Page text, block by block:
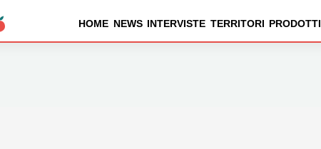
HOME NEWS INTERVISTE TERRITORI PRODOTTI